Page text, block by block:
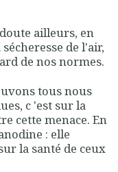
ailleurs, en
de l'air,
de nos normes.
tous nous
c 'est sur la
cette menace. En
: elle
la santé de ceux